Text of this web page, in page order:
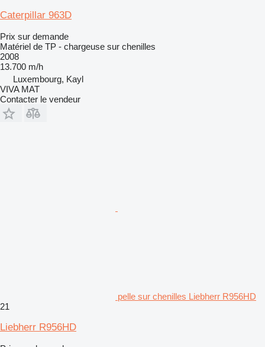
Caterpillar 963D
Prix sur demande
Matériel de TP - chargeuse sur chenilles
2008
13.700 m/h
Luxembourg, Kayl
VIVA MAT
Contacter le vendeur
pelle sur chenilles Liebherr R956HD
21
Liebherr R956HD